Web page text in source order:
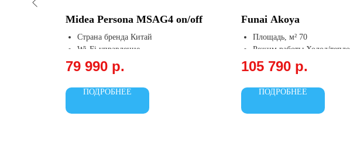
Midea Persona MSAG4 on/off
Страна бренда Китай
Wi-Fi управление
12-ти скоростной вентилятор
внутреннего блока
Функция Follow me
Объемный воздушный поток
79 990 р.
ПОДРОБНЕЕ
Funai Akoya
Площадь, м² 70
Режим работы Холод/тепло
Охлаждение, кВт7.3
Обогрев, кВт8
105 790 р.
ПОДРОБНЕЕ